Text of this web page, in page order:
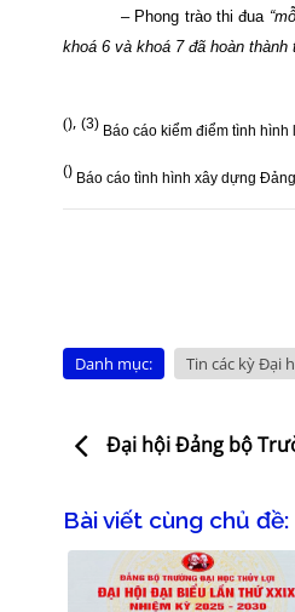
– Phong trào thi đua
khoá 6 và khoá 7 đã hoàn
(), (3) Báo cáo kiểm điểm tình
() Báo cáo tình hình xây dựng
Danh mục: Tin các kỳ Đại
Đại hội Đảng bộ
Bài viết cùng chủ đề: